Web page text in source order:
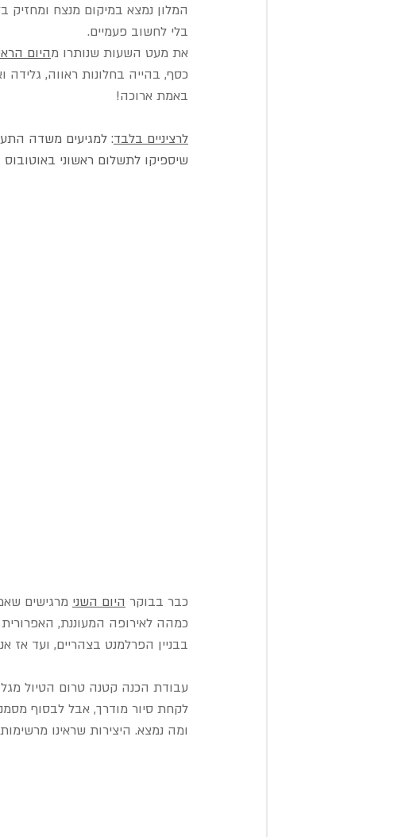
המלון נמצא במיקום מנצח
בלי לחשוב פעמיים.
את מעט השעות שנותרו מהיום
כסף, בהייה בחלונות ראווה,
באמת ארוכה!
לרציניים בלבד: למגיעים משדה
שיספיקו לתשלום ראשוני באוטובוס
כבר בבוקר היום השני מרגישים
כמהה לאירופה המעוננת,
בבניין הפרלמנט בצהריים, ועד אז
עבודת הכנה קטנה טרום הטיול
לקחת סיור מודרך, אבל לבסוף
ומה נמצא. היצירות שראינו